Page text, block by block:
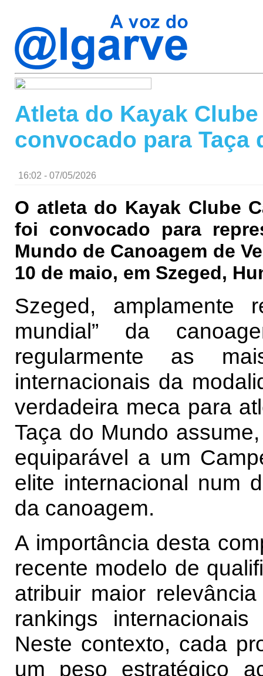
Atleta do Kayak
convocado para Taça
16:02 - 07/05/2026
O atleta do Kayak Clube
foi convocado para
Mundo de Canoagem de
10 de maio, em Szeged,
Szeged, amplamente
mundial” da
regularmente as
internacionais da
verdadeira meca para
Taça do Mundo
equiparável a um
elite internacional num
da canoagem.
A importância desta
recente modelo de
atribuir maior
rankings
Neste contexto, cada
um peso estratégico